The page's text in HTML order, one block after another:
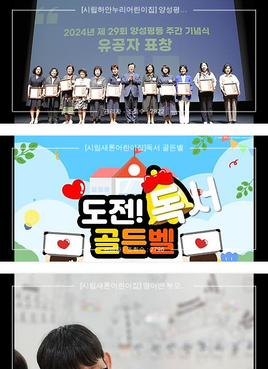
[시립하안누리어린이집] 양성평…
관리자 - 조회수 : 2822
[시립새론어린이집]독서 골든벨
관리자 - 조회수 : 2796
[시립새론어린이집] 영아반 부모…